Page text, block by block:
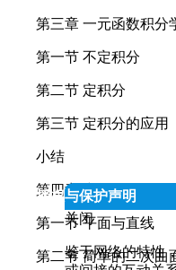
第三章 一元函数积分
第一节 不定积分
第二节 定积分
第三节 定积分的应用
小结
第四章 空间解析几何
第一节 平面与直线
第二节 简单的二次曲
信息授权与保护声明
关闭
鉴于网络的特性